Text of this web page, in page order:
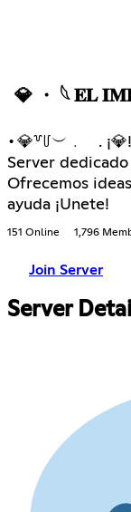
💎 ・ 𓆩 𝐄𝐋
•💎꒷꒥︶﹒ .
Server
Ofrecemos
ayuda ¡Unete!
151 Online 1,796
Join Server
Server